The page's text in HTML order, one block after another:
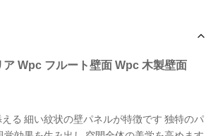
ア Wpc フルート壁面 Wpc 木製壁面
る 細い紋状の壁パネルが特徴です 独特のパ